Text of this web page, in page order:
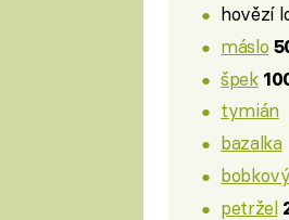
hovězí
máslo
špek
tymián
bazalka
petržel